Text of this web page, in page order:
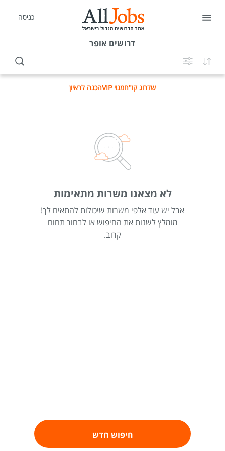
כניסה
דרושים אופר
שדרוג קו"חמנוי VIP הכנה לראיון
לא מצאנו משרות מתאימות
אבל יש עוד אלפי משרות שיכולות להתאים לך!
מומלץ לשנות את החיפוש או לבחור תחום
קרוב.
חיפוש חדש